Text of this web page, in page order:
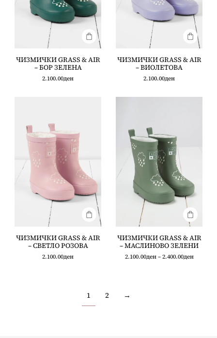
ЧИЗМИЧКИ GRASS & AIR
– БОР ЗЕЛЕНА
2.100.00ден
ЧИЗМИЧКИ GRASS & AIR
– ВИОЛЕТОВА
2.100.00ден
ЧИЗМИЧКИ GRASS & AIR
– СВЕТЛО РОЗОВА
2.100.00ден
ЧИЗМИЧКИ GRASS & AIR
– МАСЛИНОВО ЗЕЛЕНИ
2.100.00ден – 2.400.00ден
1 2 →